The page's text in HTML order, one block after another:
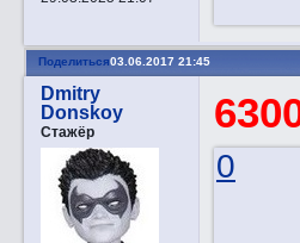
Поделиться03.06.2017 21:45
Dmitry
Donskoy
Стажёр
0